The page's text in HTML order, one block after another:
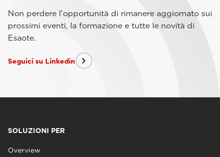
Non perdere l'opportunità di rimanere aggiornato sui
prossimi eventi, la formazione e tutte le novità di
Esaote.
Seguici su Linkedin
SOLUZIONI PER
Overview